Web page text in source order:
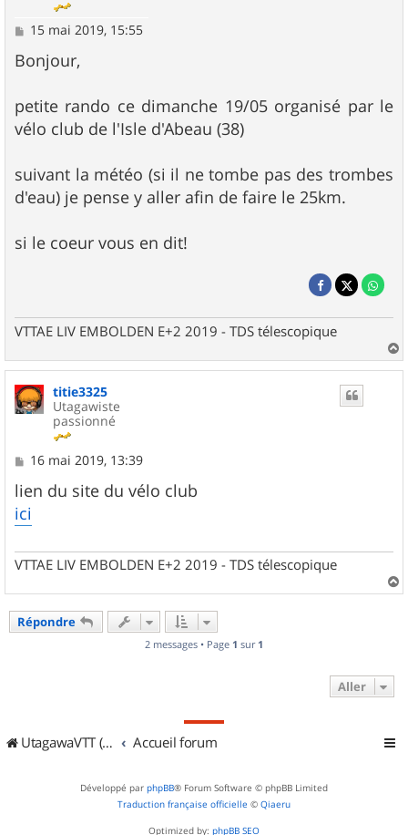
M
s
s
g
e
15 mai 2019, 15:55
Bonjour,
petite rando ce dimanche 19/05 organisé par le
vélo club de l'Isle d'Abeau (38)
suivant la météo (si il ne tombe pas des trombes
d'eau) je pense y aller afin de faire le 25km.
si le coeur vous en dit!
VTTAE LIV EMBOLDEN E+2 2019 - TDS télescopique
a
u
titie3325
Utagawiste
passionné
M
s
s
a
g
16 mai 2019, 13:39
lien du site du vélo club
ici
VTTAE LIV EMBOLDEN E+2 2019 - TDS télescopique
a
Répondre
2 messages • Page 1 sur 1
Aller
UtagawaVTT (Randos VTT et VTTAE avec traces GPS) Accueil forum
Développé par phpBB® Forum Software © phpBB Limited
Traduction française officielle © Qiaeru
Optimized by: phpBB SEO